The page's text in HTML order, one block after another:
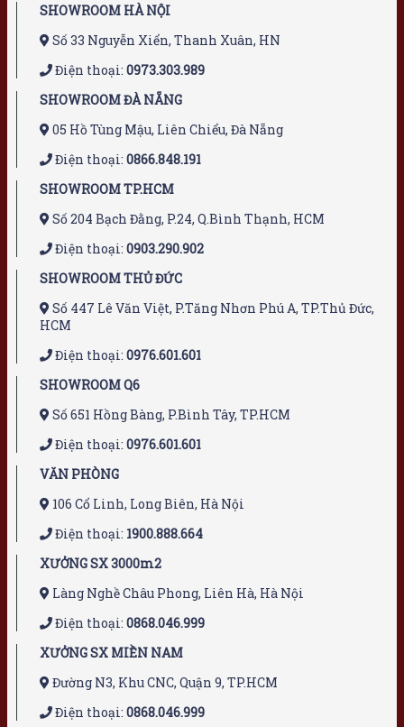
SHOWROOM HÀ NỘI
Số 33 Nguyễn Xiển, Thanh Xuân, HN
Điện thoại: 0973.303.989
SHOWROOM ĐÀ NẴNG
05 Hồ Tùng Mậu, Liên Chiểu, Đà Nẵng
Điện thoại: 0866.848.191
SHOWROOM TP.HCM
Số 204 Bạch Đằng, P.24, Q.Bình Thạnh, HCM
Điện thoại: 0903.290.902
SHOWROOM THỦ ĐỨC
Số 447 Lê Văn Việt, P.Tăng Nhơn Phú A, TP.Thủ Đức,
HCM
Điện thoại: 0976.601.601
SHOWROOM Q6
Số 651 Hồng Bàng, P.Bình Tây, TP.HCM
Điện thoại: 0976.601.601
VĂN PHÒNG
106 Cổ Linh, Long Biên, Hà Nội
Điện thoại: 1900.888.664
XƯỞNG SX 3000m2
Làng Nghề Châu Phong, Liên Hà, Hà Nội
Điện thoại: 0868.046.999
XƯỞNG SX MIỀN NAM
Đường N3, Khu CNC, Quận 9, TP.HCM
Điện thoại: 0868.046.999